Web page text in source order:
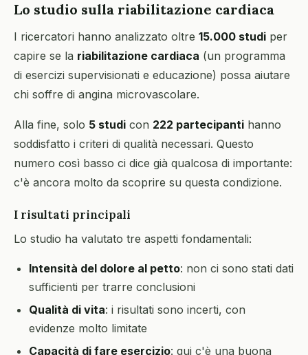
Lo studio sulla riabilitazione cardiaca
I ricercatori hanno analizzato oltre 15.000 studi per
capire se la riabilitazione cardiaca (un programma
di esercizi supervisionati e educazione) possa aiutare
chi soffre di angina microvascolare.
Alla fine, solo 5 studi con 222 partecipanti hanno
soddisfatto i criteri di qualità necessari. Questo
numero così basso ci dice già qualcosa di importante:
c'è ancora molto da scoprire su questa condizione.
I risultati principali
Lo studio ha valutato tre aspetti fondamentali:
Intensità del dolore al petto: non ci sono stati dati
sufficienti per trarre conclusioni
Qualità di vita: i risultati sono incerti, con
evidenze molto limitate
Capacità di fare esercizio: qui c'è una buona